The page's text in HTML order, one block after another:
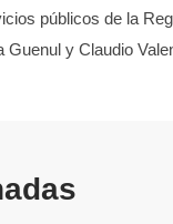
públicos de la
Guenul y Claudio